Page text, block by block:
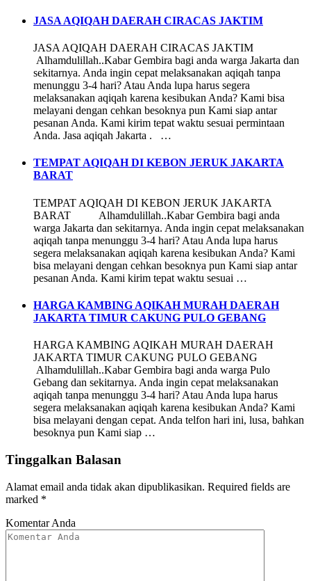
JASA AQIQAH DAERAH CIRACAS JAKTIM
JASA AQIQAH DAERAH CIRACAS JAKTIM
Alhamdulillah..Kabar Gembira bagi anda warga Jakarta dan
sekitarnya. Anda ingin cepat melaksanakan aqiqah tanpa
menunggu 3-4 hari? Atau Anda lupa harus segera
melaksanakan aqiqah karena kesibukan Anda? Kami bisa
melayani dengan cehkan besoknya pun Kami siap antar
pesanan Anda. Kami kirim tepat waktu sesuai permintaan
Anda. Jasa aqiqah Jakarta . …
TEMPAT AQIQAH DI KEBON JERUK JAKARTA
BARAT
TEMPAT AQIQAH DI KEBON JERUK JAKARTA
BARAT Alhamdulillah..Kabar Gembira bagi anda
warga Jakarta dan sekitarnya. Anda ingin cepat melaksanakan
aqiqah tanpa menunggu 3-4 hari? Atau Anda lupa harus
segera melaksanakan aqiqah karena kesibukan Anda? Kami
bisa melayani dengan cehkan besoknya pun Kami siap antar
pesanan Anda. Kami kirim tepat waktu sesuai …
HARGA KAMBING AQIKAH MURAH DAERAH
JAKARTA TIMUR CAKUNG PULO GEBANG
HARGA KAMBING AQIKAH MURAH DAERAH
JAKARTA TIMUR CAKUNG PULO GEBANG
Alhamdulillah..Kabar Gembira bagi anda warga Pulo
Gebang dan sekitarnya. Anda ingin cepat melaksanakan
aqiqah tanpa menunggu 3-4 hari? Atau Anda lupa harus
segera melaksanakan aqiqah karena kesibukan Anda? Kami
bisa melayani dengan cepat. Anda telfon hari ini, lusa, bahkan
besoknya pun Kami siap …
Tinggalkan Balasan
Alamat email anda tidak akan dipublikasikan. Required fields are
marked *
Komentar Anda